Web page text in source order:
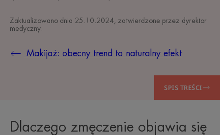
Zaktualizowano dnia 25.10.2024, zatwierdzone przez dyrektor
medyczny
Makijaż: obecny trend to naturalny efekt
SPIS TREŚCI
Dlaczego zmęczenie objawia się